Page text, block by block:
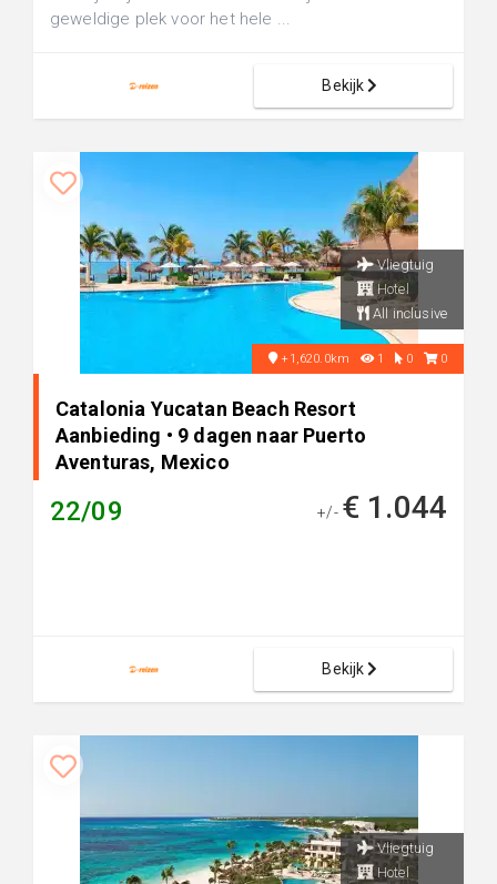
geweldige plek voor het hele ...
Bekijk
Vliegtuig
Hotel
All inclusive
+1,620.0km 1 0 0
Catalonia Yucatan Beach Resort
Aanbieding • 9 dagen naar Puerto
Aventuras, Mexico
22/09 +/- € 1.044
Bekijk
Vliegtuig
Hotel